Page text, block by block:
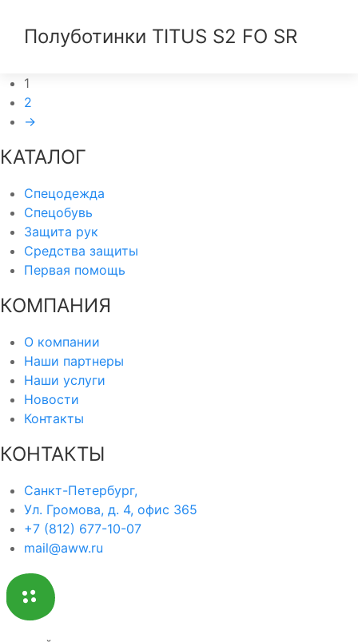
Полуботинки TITUS S2 FO SR
1
2
→
КАТАЛОГ
Спецодежда
Спецобувь
Защита рук
Средства защиты
Первая помощь
КОМПАНИЯ
О компании
Наши партнеры
Наши услуги
Новости
Контакты
КОНТАКТЫ
Санкт-Петербург,
Ул. Громова, д. 4, офис 365
+7 (812) 677-10-07
mail@aww.ru